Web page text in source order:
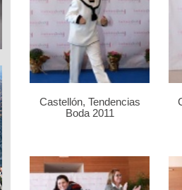
Castellón, Tendencias
Boda 2011